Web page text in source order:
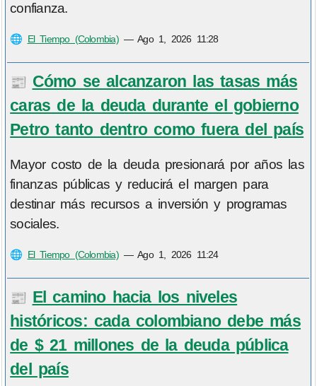
confianza.
🌐 El Tiempo (Colombia)—Ago 1, 2026 11:28
📰 Cómo se alcanzaron las tasas más
caras de la deuda durante el gobierno
Petro tanto dentro como fuera del país
Mayor costo de la deuda presionará por años las
finanzas públicas y reducirá el margen para
destinar más recursos a inversión y programas
sociales.
🌐 El Tiempo (Colombia)—Ago 1, 2026 11:24
📰 El camino hacia los niveles
históricos: cada colombiano debe más
de $ 21 millones de la deuda pública
del país